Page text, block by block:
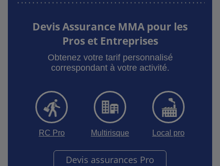
Devis Assurance MMA pour les
Pros et Entreprises
Obtenez votre tarif personnalisé
correspondant à votre activité.
RC Pro Multirisque Local pro
Devis assurances Pro